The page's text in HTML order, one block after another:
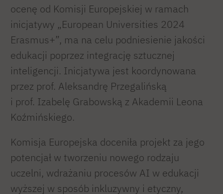
ocenę od Komisji Europejskiej w ramach
inicjatywy „European Universities 2024
Erasmus+”, ma na celu podniesienie jakości
edukacji poprzez integrację sztucznej
inteligencji. Inicjatywa jest koordynowana
przez prof. Aleksandrę Przegalińską
i prof. Izabelę Grabowską z Akademii Leona
Koźmińskiego.
Komisja Europejska doceniła projekt za jego
potencjał w tworzeniu nowego rodzaju
uczelni, wdrażaniu procesów AI w edukacji
wyższej w sposób inkluzywny i etyczny,